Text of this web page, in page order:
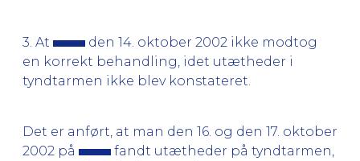
3. At
den 14. oktober 2002 ikke modtog
en korrekt behandling, idet utætheder i
tyndtarmen ikke blev konstateret.
Det er anført, at man den 16. og den 17. oktober
2002 på
fandt utætheder på tyndtarmen,